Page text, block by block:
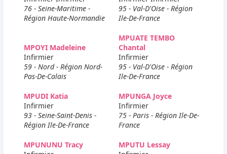
76 - Seine-Maritime -
Région Haute-Normandie
95 - Val-D'Oise - Région
Ile-De-France
MPOYI Madeleine
Infirmier
59 - Nord - Région Nord-
Pas-De-Calais
MPUATE TEMBO
Chantal
Infirmier
95 - Val-D'Oise - Région
Ile-De-France
MPUDI Katia
Infirmier
93 - Seine-Saint-Denis -
Région Ile-De-France
MPUNGA Joyce
Infirmier
75 - Paris - Région Ile-De-
France
MPUNUNU Tracy
MPUTU Lessay